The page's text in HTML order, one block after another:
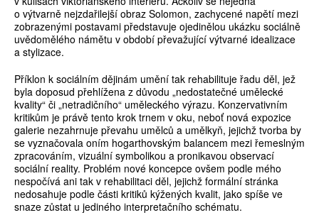
o výtvarně nejzdařilejší obraz Solomon, zachycené napětí mezi
zobrazenými postavami představuje ojedinělou ukázku sociálně
uvědomělého námětu v období převažující výtvarné idealizace
a stylizace.
Příklon k sociálním dějinám umění tak rehabilituje řadu děl, jež
byla doposud přehlížena z důvodu „nedostatečné umělecké
kvality“ či „netradičního“ uměleckého výrazu. Konzervativním
kritikům je právě tento krok trnem v oku, neboť nová expozice
galerie nezahrnuje převahu umělců a umělkyň, jejichž tvorba by
se vyznačovala oním hogarthovským balancem mezi řemeslným
zpracováním, vizuální symbolikou a pronikavou observací
sociální reality. Problém nové koncepce ovšem podle mého
nespočívá ani tak v rehabilitaci děl, jejichž formální stránka
nedosahuje podle části kritiků kýžených kvalit, jako spíše ve
snaze zůstat u jediného interpretačního schématu.